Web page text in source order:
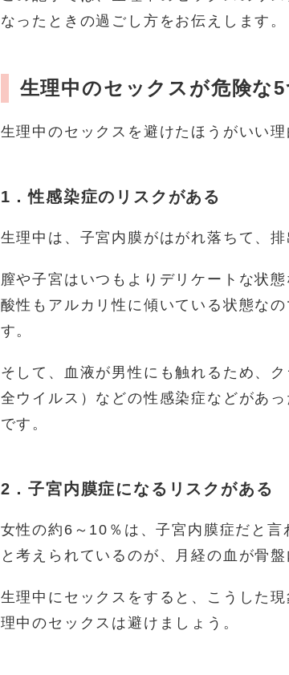
なったときの過ごし方をお伝えします。
生理中のセックスが危険な
生理中のセックスを避けたほうがいい理
1．性感染症のリスクがある
生理中は、子宮内膜がはがれ落ちて、排
膣や子宮はいつもよりデリケートな状
酸性もアルカリ性に傾いている状態な
す。
そして、血液が男性にも触れるため、
全ウイルス）などの性感染症などがあ
です。
2．子宮内膜症になるリスクがある
女性の約6～10％は、子宮内膜症だと言
と考えられているのが、月経の血が骨盤
生理中にセックスをすると、こうした
理中のセックスは避けましょう。